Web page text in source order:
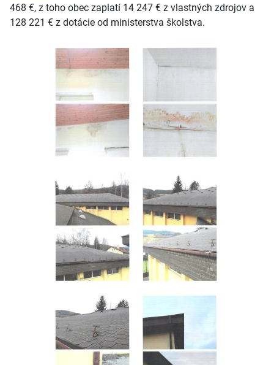
468 €, z toho obec zaplatí 14 247 € z vlastných zdrojov a
128 221 € z dotácie od ministerstva školstva.